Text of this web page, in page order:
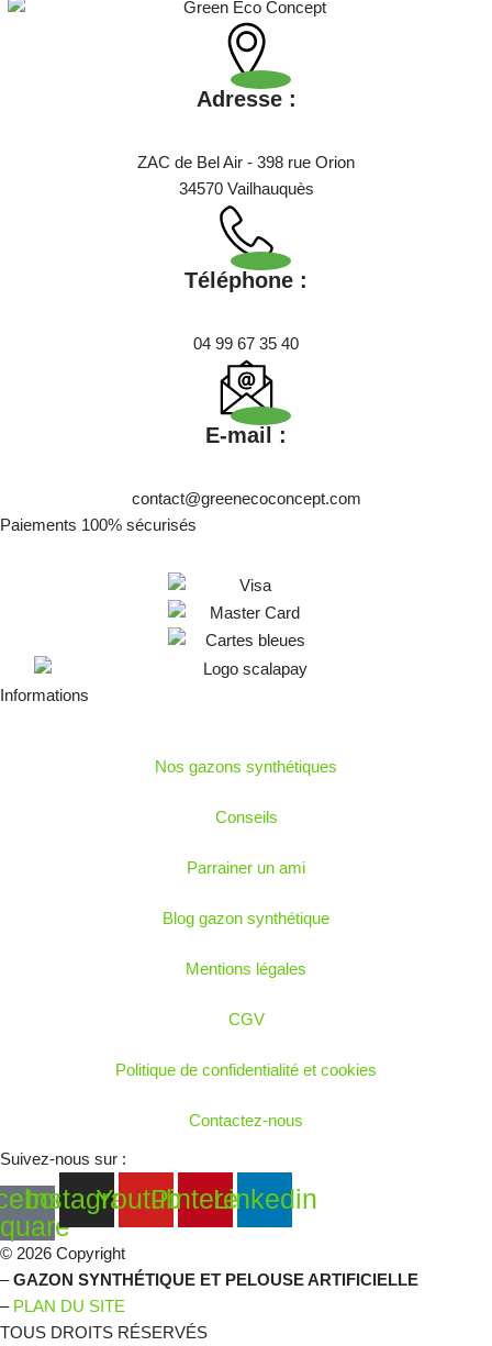
Adresse :
ZAC de Bel Air - 398 rue Orion
34570 Vailhauquès
Téléphone :
04 99 67 35 40
E-mail :
contact@greenecoconcept.com
Paiements 100% sécurisés
Informations
Nos gazons synthétiques
Conseils
Parrainer un ami
Blog gazon synthétique
Mentions légales
CGV
Politique de confidentialité et cookies
Contactez-nous
Suivez-nous sur :
InstagramYoutubePinterestLinkedin
© 2026 Copyright
–GAZON SYNTHÉTIQUE ET PELOUSE ARTIFICIELLE
– PLAN DU SITE
TOUS DROITS RÉSERVÉS